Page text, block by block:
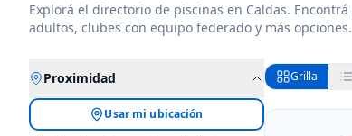
Explorá el directorio de piscinas en Caldas. Encontrá
adultos, clubes con equipo federado y más opciones.
Proximidad
Usar mi ubicación
Grilla